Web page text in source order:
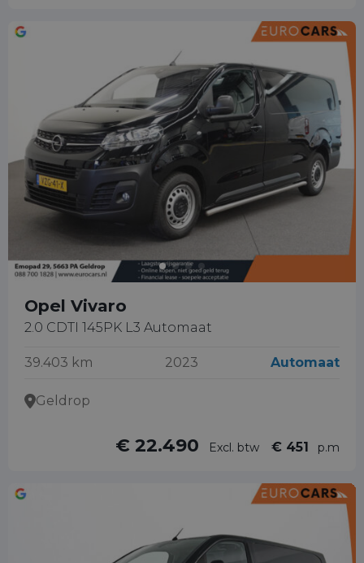
Opel Vivaro
2.0 CDTI 145PK L3 Automaat
39.403 km 2023 Automaat
Geldrop
€ 22.490 Excl. btw € 451 p.m